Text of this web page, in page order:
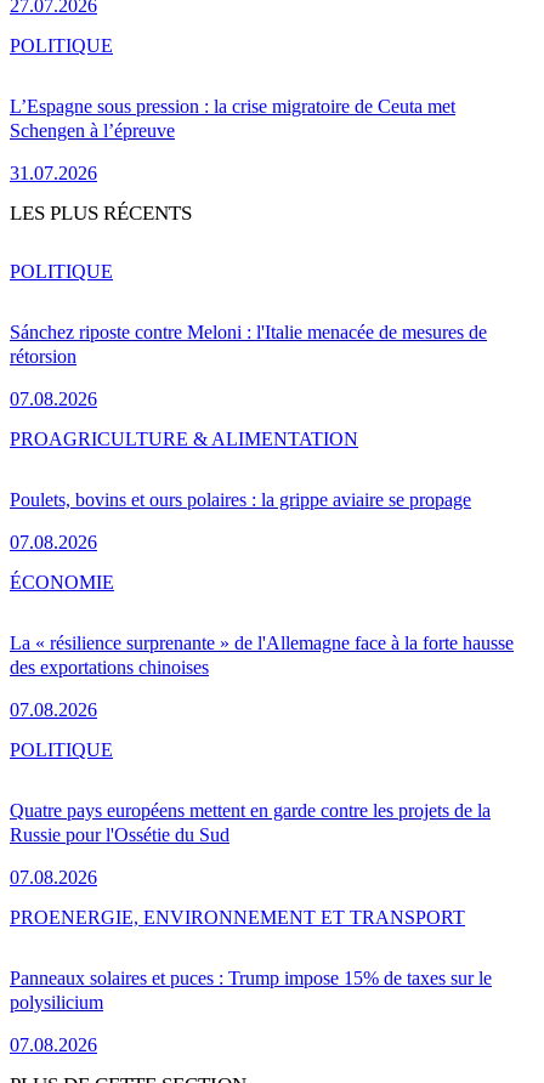
27.07.2026
L’Espagne sous pression : la crise migratoire de Ceuta met
Schengen à l’épreuve
31.07.2026
POLITIQUE
LES PLUS RÉCENTS
Sánchez riposte contre Meloni : l'Italie menacée de mesures de
rétorsion
07.08.2026
POLITIQUE
Poulets, bovins et ours polaires : la grippe aviaire se propage
07.08.2026
PROAGRICULTURE & ALIMENTATION
La « résilience surprenante » de l'Allemagne face à la forte hausse
des exportations chinoises
07.08.2026
ÉCONOMIE
Quatre pays européens mettent en garde contre les projets de la
Russie pour l'Ossétie du Sud
07.08.2026
POLITIQUE
Panneaux solaires et puces : Trump impose 15% de taxes sur le
polysilicium
07.08.2026
PROENERGIE, ENVIRONNEMENT ET TRANSPORT